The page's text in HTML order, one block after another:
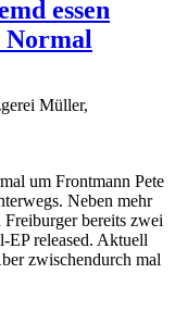
essen
Müller,
um Frontmann Pete
Neben mehr
bereits zwei
released. Aktuell
zwischendurch mal